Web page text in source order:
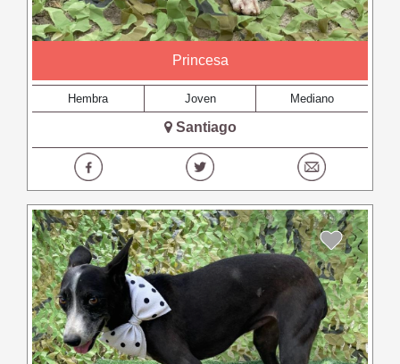
Princesa
Hembra Joven Mediano
Santiago